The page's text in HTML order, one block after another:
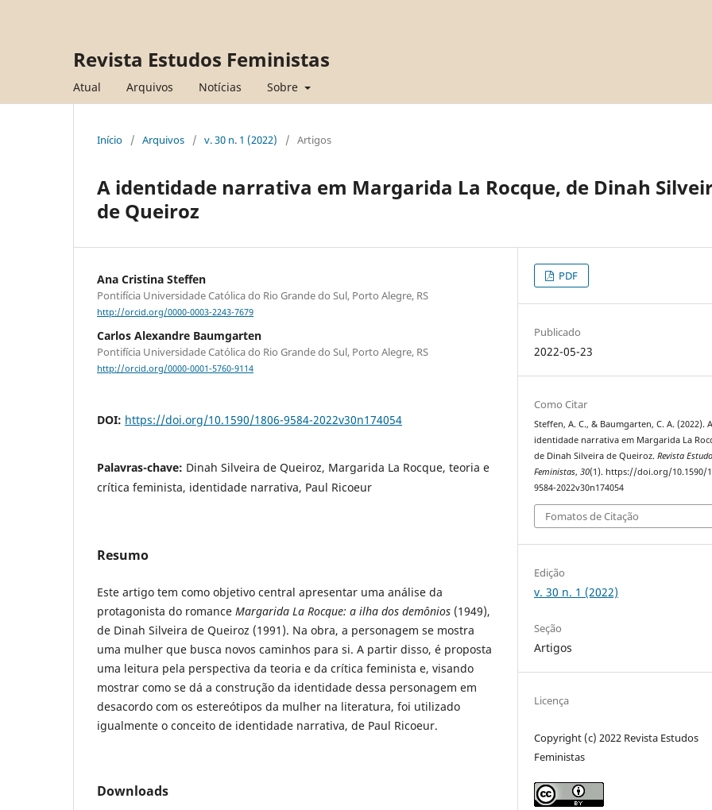
Revista Estudos Feministas
Atual Arquivos Notícias Sobre
Início / Arquivos / v. 30 n. 1 (2022) / Artigos
A identidade narrativa em Margarida La Rocque, de Dinah
de Queiroz
Ana Cristina Steffen
Pontifícia Universidade Católica do Rio Grande do Sul, Porto Alegre, RS
http://orcid.org/0000-0003-2243-7679
Carlos Alexandre Baumgarten
Pontifícia Universidade Católica do Rio Grande do Sul, Porto Alegre, RS
http://orcid.org/0000-0001-5760-9114
DOI: https://doi.org/10.1590/1806-9584-2022v30n174054
Palavras-chave: Dinah Silveira de Queiroz, Margarida La Rocque, teoria e
crítica feminista, identidade narrativa, Paul Ricoeur
Resumo
Este artigo tem como objetivo central apresentar uma análise da
protagonista do romance Margarida La Rocque: a ilha dos demônios (1949),
de Dinah Silveira de Queiroz (1991). Na obra, a personagem se mostra
uma mulher que busca novos caminhos para si. A partir disso, é proposta
uma leitura pela perspectiva da teoria e da crítica feminista e, visando
mostrar como se dá a construção da identidade dessa personagem em
desacordo com os estereótipos da mulher na literatura, foi utilizado
igualmente o conceito de identidade narrativa, de Paul Ricoeur.
Downloads
PDF
Publicado
2022-05-23
Como Citar
Steffen, A. C., & Baumgarten, C. A. (2022). A
identidade narrativa em Margarida La
de Dinah Silveira de Queiroz.Revista
Feministas,30(1). https://doi.org/10.1590/
9584-2022v30n174054
Fomatos de Citação
Edição
v. 30 n. 1 (2022)
Seção
Artigos
Licença
Copyright (c) 2022 Revista Estudos
Feministas